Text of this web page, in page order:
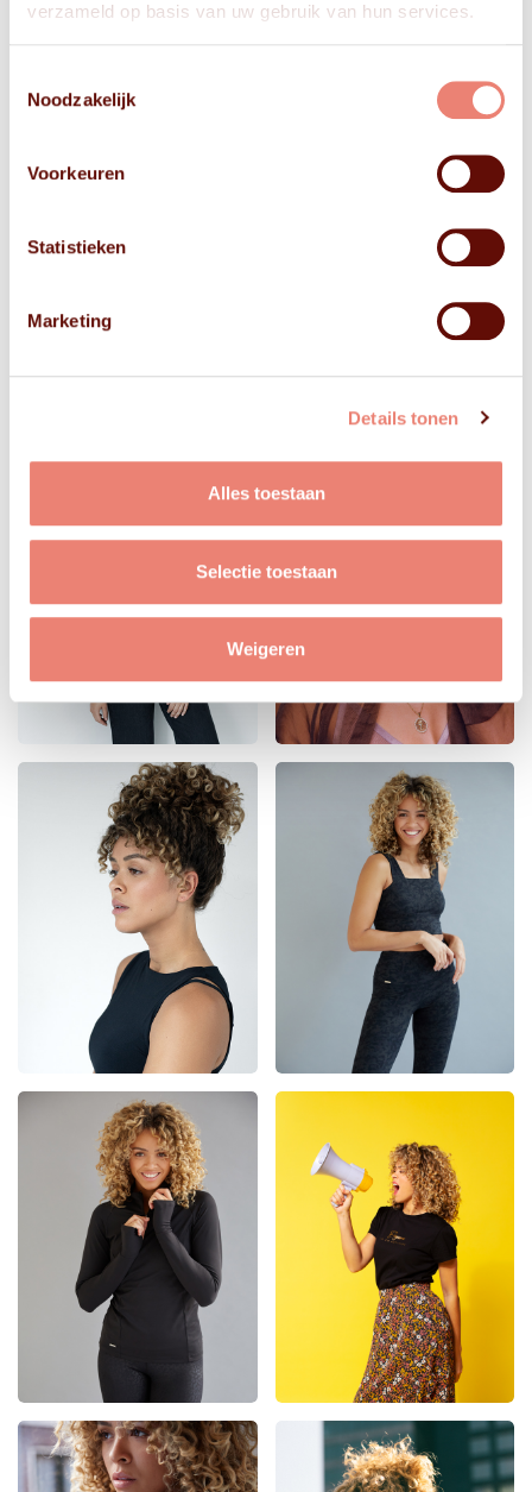
verzameld op basis van uw gebruik van hun services.
Noodzakelijk
Voorkeuren
Statistieken
Marketing
Details tonen
Alles toestaan
Selectie toestaan
Weigeren